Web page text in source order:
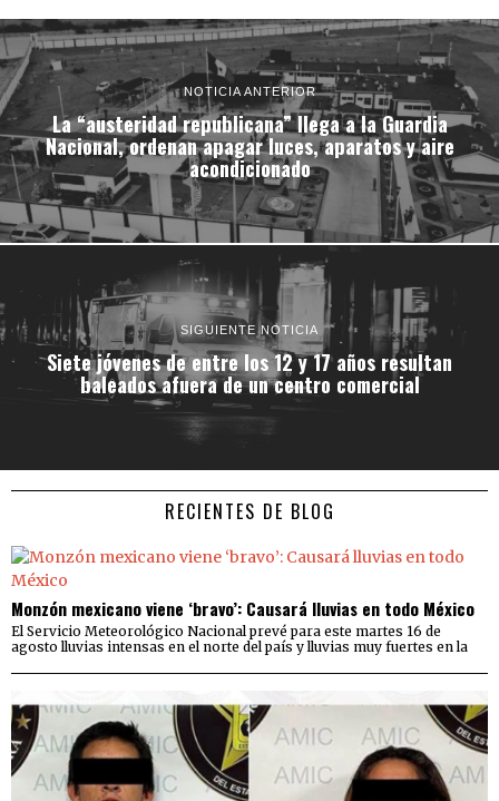
NOTICIA ANTERIOR
La “austeridad republicana” llega a la Guardia
Nacional, ordenan apagar luces, aparatos y aire
acondicionado
SIGUIENTE NOTICIA
Siete jóvenes de entre los 12 y 17 años resultan
baleados afuera de un centro comercial
RECIENTES DE BLOG
Monzón mexicano viene ‘bravo’: Causará lluvias en todo México
El Servicio Meteorológico Nacional prevé para este martes 16 de
agosto lluvias intensas en el norte del país y lluvias muy fuertes en la